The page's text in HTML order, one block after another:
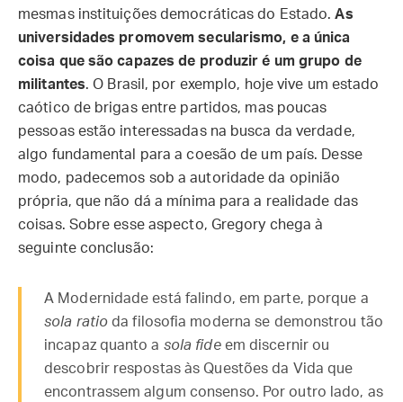
mesmas instituições democráticas do Estado.As
universidades promovem secularismo, e a única
coisa que são capazes de produzir é um grupo de
militantes. O Brasil, por exemplo, hoje vive um estado
caótico de brigas entre partidos, mas poucas
pessoas estão interessadas na busca da verdade,
algo fundamental para a coesão de um país. Desse
modo, padecemos sob a autoridade da opinião
própria, que não dá a mínima para a realidade das
coisas. Sobre esse aspecto, Gregory chega à
seguinte conclusão:
A Modernidade está falindo, em parte, porque a
sola ratio da filosofia moderna se demonstrou tão
incapaz quanto a sola fideem discernir ou
descobrir respostas às Questões da Vida que
encontrassem algum consenso. Por outro lado, as